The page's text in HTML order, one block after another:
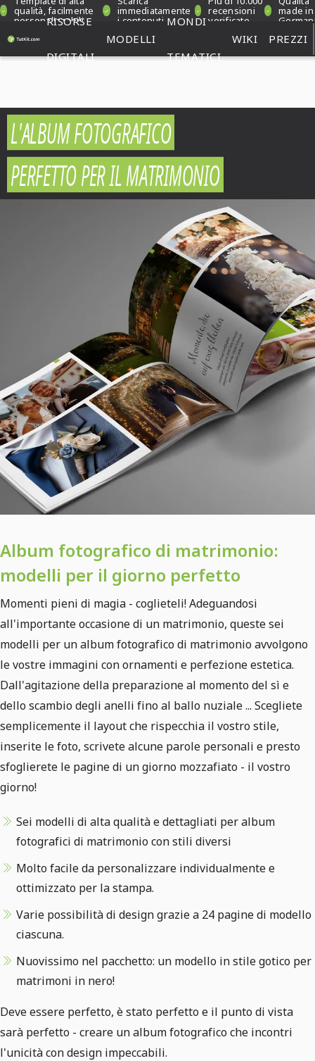
qualità, facilmente
personalizzabili
immediatamente
i contenuti
recensioni
verificate
made in
RISORSE
DIGITALI
MODELLI
MONDI
TEMATICI
WIKI PREZZI
L'ALBUM FOTOGRAFICO
PERFETTO PER IL MATRIMONIO
Album fotografico di matrimonio:
modelli per il giorno perfetto
Momenti pieni di magia - coglieteli! Adeguandosi
all'importante occasione di un matrimonio, queste sei
modelli per un album fotografico di matrimonio avvolgono
le vostre immagini con ornamenti e perfezione estetica.
Dall'agitazione della preparazione al momento del sì e
dello scambio degli anelli fino al ballo nuziale ... Scegliete
semplicemente il layout che rispecchia il vostro stile,
inserite le foto, scrivete alcune parole personali e presto
sfoglierete le pagine di un giorno mozzafiato - il vostro
giorno!
Sei modelli di alta qualità e dettagliati per album
fotografici di matrimonio con stili diversi
Molto facile da personalizzare individualmente e
ottimizzato per la stampa.
Varie possibilità di design grazie a 24 pagine di modello
ciascuna.
Nuovissimo nel pacchetto: un modello in stile gotico per
matrimoni in nero!
Deve essere perfetto, è stato perfetto e il punto di vista
sarà perfetto - creare un album fotografico che incontri
l'unicità con design impeccabili.